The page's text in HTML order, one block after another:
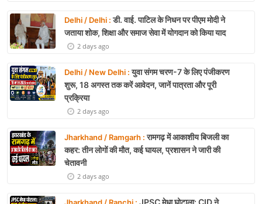
Delhi / Delhi :डी. वाई. पाटिल के निधन पर पीएम मोदी ने
जताया शोक, शिक्षा और समाज सेवा में योगदान को किया याद
2 days ago
Delhi / New Delhi :युवा संगम चरण-7 के लिए पंजीकरण
शुरू, 18 अगस्त तक करें आवेदन, जानें पात्रता और पूरी
प्रक्रिया
2 days ago
Jharkhand / Ramgarh :रामगढ़ में आकाशीय बिजली का
कहर: तीन लोगों की मौत, कई घायल, प्रशासन ने जारी की
चेतावनी
2 days ago
Jharkhand / Ranchi : JPSC मेधा घोटाला: CID ने